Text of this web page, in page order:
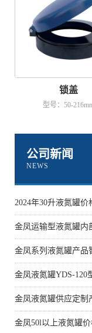
锁盖
型号：50-
公司新闻
NEWS
2024年30升液氮罐价
金凤运输型液氮罐内
金凤系列液氮罐产品
金凤液氮罐YDS-120
金凤液氮罐供应定制
金凤50l以上液氮罐